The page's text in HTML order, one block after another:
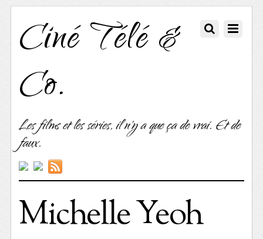
Ciné Télé &
Co.
Les films et les séries, il n'y a que ça de vrai. Et de
faux.
Michelle Yeoh